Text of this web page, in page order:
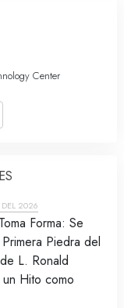
Center
DEL 2026
Forma: Se
Piedra del
L. Ronald
Hito como